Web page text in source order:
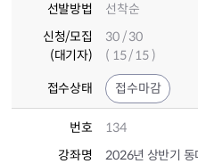
선발방법
선착순
신청/모집
(대기자)
30 / 30
( 15 / 15 )
접수상태 접수마감
번호
134
강좌명
2026년 상반기